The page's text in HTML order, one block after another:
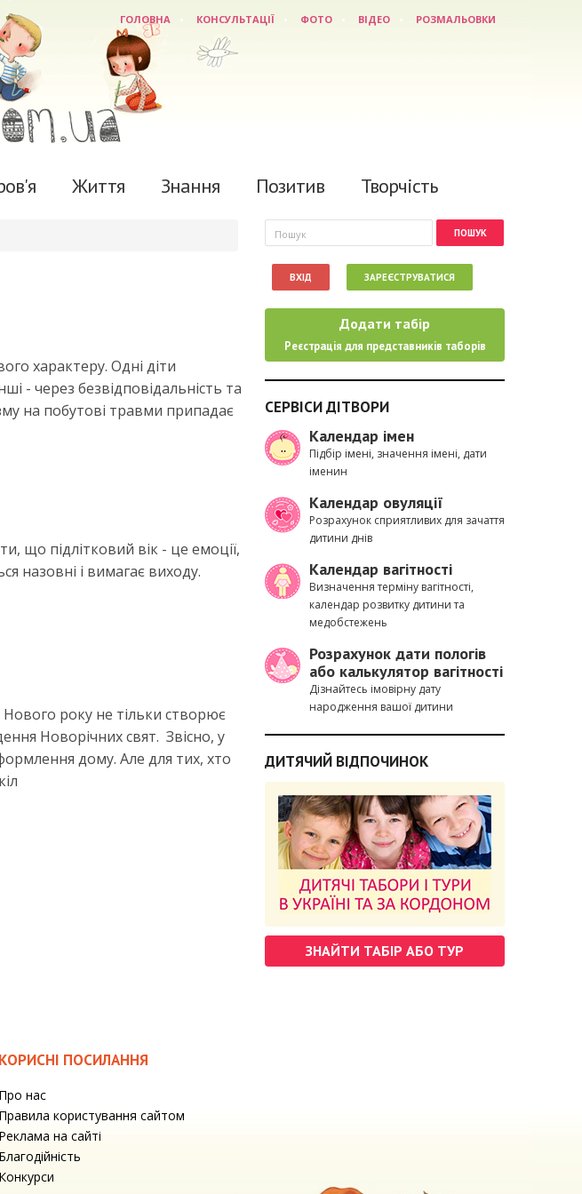
ГОЛОВНА КОНСУЛЬТАЦІЇ ФОТО ВІДЕО РОЗМАЛЬОВКИ
Життя Знання Позитив Творчість
характеру. Одні діти
- через безвідповідальність та
на побутові травми припадає
що підлітковий вік - це емоції,
назовні і вимагає виходу.
року не тільки створює
Новорічних свят. Звісно, у
дому. Але для тих, хто
Пошукова форма
Пошук
ВХІД ЗАРЕЄСТРУВАТИСЯ
Додати табір
Реєстрація для представників таборів
СЕРВІСИ ДІТВОРИ
Календар імен
Підбір імені, значення імені, дати
іменин
Календар овуляції
Розрахунок сприятливих для зачаття
дитини днів
Календар вагітності
Визначення терміну вагітності,
календар розвитку дитини та
медобстежень
Розрахунок дати пологів
або калькулятор вагітності
Дізнайтесь імовірну дату
народження вашої дитини
ДИТЯЧИЙ ВІДПОЧИНОК
ЗНАЙТИ ТАБІР АБО ТУР
КОРИСНІ ПОСИЛАННЯ
Про нас
Правила користування сайтом
Реклама на сайті
Благодійність
Конкурси